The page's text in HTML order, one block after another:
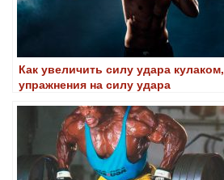
Как увеличить силу удара кулаком,
упражнения на силу удара